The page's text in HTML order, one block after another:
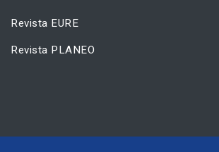
Revista EURE
Revista PLANEO